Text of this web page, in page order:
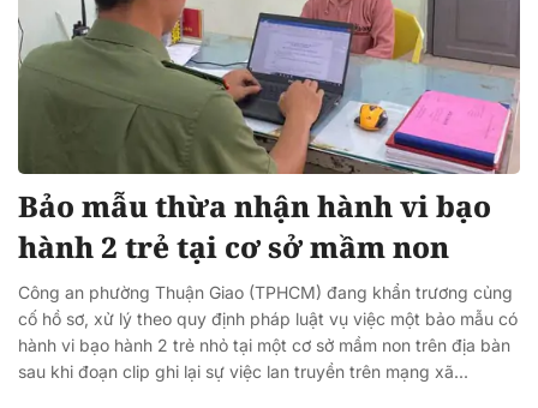
Bảo mẫu thừa nhận hành vi bạo
hành 2 trẻ tại cơ sở mầm non
Công an phường Thuận Giao (TPHCM) đang khẩn trương củng
cố hồ sơ, xử lý theo quy định pháp luật vụ việc một bảo mẫu có
hành vi bạo hành 2 trẻ nhỏ tại một cơ sở mầm non trên địa bàn
sau khi đoạn clip ghi lại sự việc lan truyền trên mạng xã...